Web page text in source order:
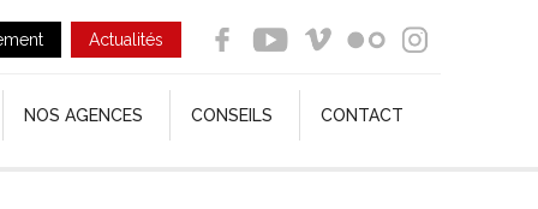
Actualités
NOS AGENCES CONSEILS CONTACT